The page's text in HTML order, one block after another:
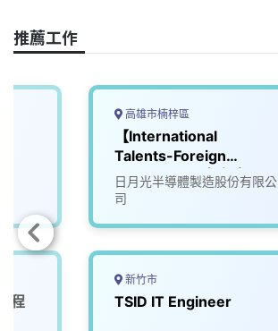
o
k
n
k
推薦工作
程
高雄市楠梓區
【International
Talents-Foreign
Graduates國際人才】
PE-Shifting Process
工程師(KH高雄)
日月光半導體製造股份有限公
司
新竹市
TSID IT Engineer